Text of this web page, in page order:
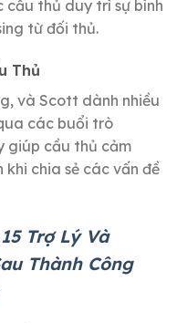
cầu thủ duy trì sự bình
từ đối thủ.
Thủ
và Scott dành nhiều
các buổi trò
giúp cầu thủ cảm
chia sẻ các vấn đề
15 Trợ Lý Và
Thành Công